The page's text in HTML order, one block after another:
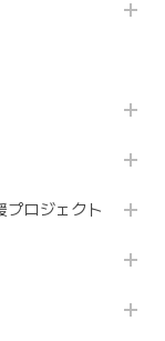
プロジェクト